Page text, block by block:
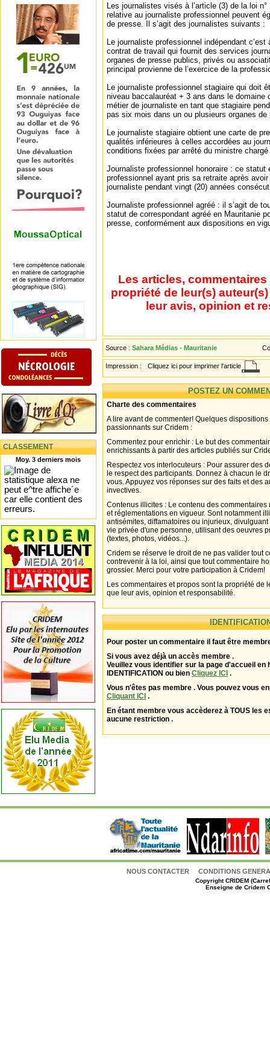
CLASSEMENT
Moy. 3 derniers mois
Les journalistes visés à l’article (3) de la loi
relative au journaliste professionnel peuvent
de presse. Il s’agit des journalistes suivants :
Le journaliste professionnel indépendant
contrat de travail qui fournit des services
organes de presse publics, privés ou
principal provienne de l’exercice de la
Le journaliste professionnel stagiaire qui doit
niveau baccalauréat + 3 ans dans le domaine
métier de journaliste en tant que stagiaire
pas six mois dans un ou plusieurs organes de
Le journaliste stagiaire obtient une carte de
qualités inférieures à celles accordées au
conditions fixées par arrêté du ministre
Journaliste professionnel honoraire : ce statut
professionnel ayant pris sa retraite après
journaliste pendant vingt (20) années
Journaliste professionnel agréé : il s’agit de
statut de correspondant agréé en Mauritanie
presse, conformément aux dispositions en
Les articles,
propriété de leur(s)
leur avis, opinion et
Source : Sahara Médias - Mauritanie
Impression : Cliquez ici pour imprimer l'article
POSTEZ UN
Charte des commentaires
A lire avant de commenter! Quelques
passionnants sur Cridem :
Commentez pour enrichir : Le but des
enrichissants à partir des articles publiés sur
Respectez vos interlocuteurs : Pour assurer des
le respect des participants. Donnez à chacun le
vous. Appuyez vos réponses sur des faits et des
invectives.
Contenus illicites : Le contenu des
et réglementations en vigueur. Sont notamment
antisémites, diffamatoires ou injurieux,
vie privée d'une personne, utilisant des oeuvres
(textes, photos, vidéos...).
Cridem se réserve le droit de ne pas valider tout
contrevenir à la loi, ainsi que tout commentaire
grossier. Merci pour votre participation à Cridem!
Les commentaires et propos sont la propriété de
que leur avis, opinion et responsabilité.
Pour poster un commentaire il faut être
Si vous avez déjà un accès membre .
Veuillez vous identifier sur la page d'accueil en
IDENTIFICATION ou bien Cliquez ICI .
Vous n'êtes pas membre . Vous pouvez vous
Cliquant ICI .
En étant membre vous accèderez à TOUS les
aucune restriction .
NOUS CONTACTER CONDITIONS
CopyrightCRIDEM
Enseigne de Cridem